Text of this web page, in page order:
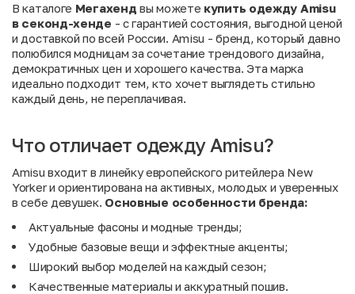
В каталоге Мегахендвы можете купить одежду Amisu
в секонд-хенде - с гарантией состояния, выгодной ценой
и доставкой по всей России. Amisu - бренд, который давно
полюбился модницам за сочетание трендового дизайна,
демократичных цен и хорошего качества. Эта марка
идеально подходит тем, кто хочет выглядеть стильно
каждый день, не переплачивая.
Что отличает одежду Amisu?
Amisu входит в линейку европейского ритейлера New
Yorker и ориентирована на активных, молодых и уверенных
в себе девушек. Основные особенности бренда:
Актуальные фасоны и модные тренды;
Удобные базовые вещи и эффектные акценты;
Широкий выбор моделей на каждый сезон;
Качественные материалы и аккуратный пошив.